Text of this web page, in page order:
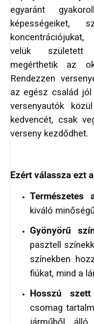
egyaránt
képességeiket,
velük született
megérthetik az
Rendezzen
az egész család
versenyautók
kedvencét, csak
verseny kezdődhet.
Ezért válassza ezt
Természetes
kiváló
Gyönyörű
pasztell
színekben
fiúkat, mind a
Hosszú
csomag